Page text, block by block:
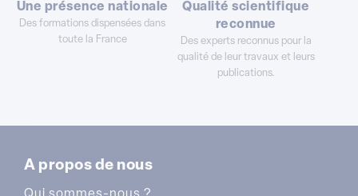
Une présence nationale
Des formations dispensées dans
toute la France
Qualité scientifique
reconnue
Des experts reconnus pour la
qualité de leur travaux et leurs
publications.
A propos de nous